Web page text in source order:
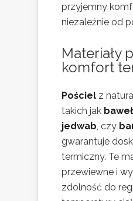
przyjemny
niezależnie od
Materiały
komfort
Pościel z
takich jak
jedwab, czy
gwarantuje
termiczny. Te
przewiewne i
zdolność do